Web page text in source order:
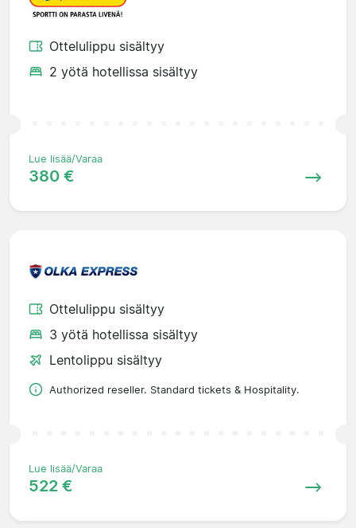
Ottelulippu sisältyy
2 yötä hotellissa sisältyy
Lue lisää/Varaa
380 €
Ottelulippu sisältyy
3 yötä hotellissa sisältyy
Lentolippu sisältyy
Authorized reseller. Standard tickets & Hospitality.
Lue lisää/Varaa
522 €